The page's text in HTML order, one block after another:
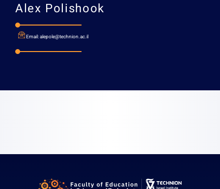
Email:alepole@technion.ac.il